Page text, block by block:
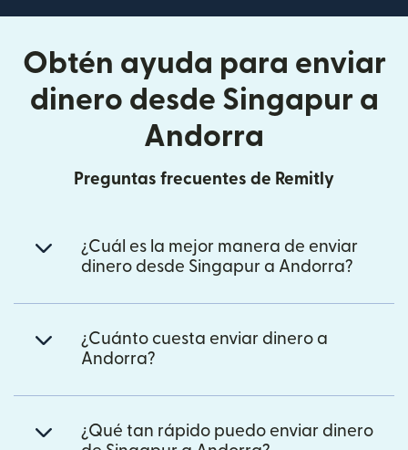
Obtén ayuda para enviar
dinero desde Singapur a
Andorra
Preguntas frecuentes de Remitly
¿Cuál es la mejor manera de enviar
dinero desde Singapur a Andorra?
¿Cuánto cuesta enviar dinero a
Andorra?
¿Qué tan rápido puedo enviar dinero